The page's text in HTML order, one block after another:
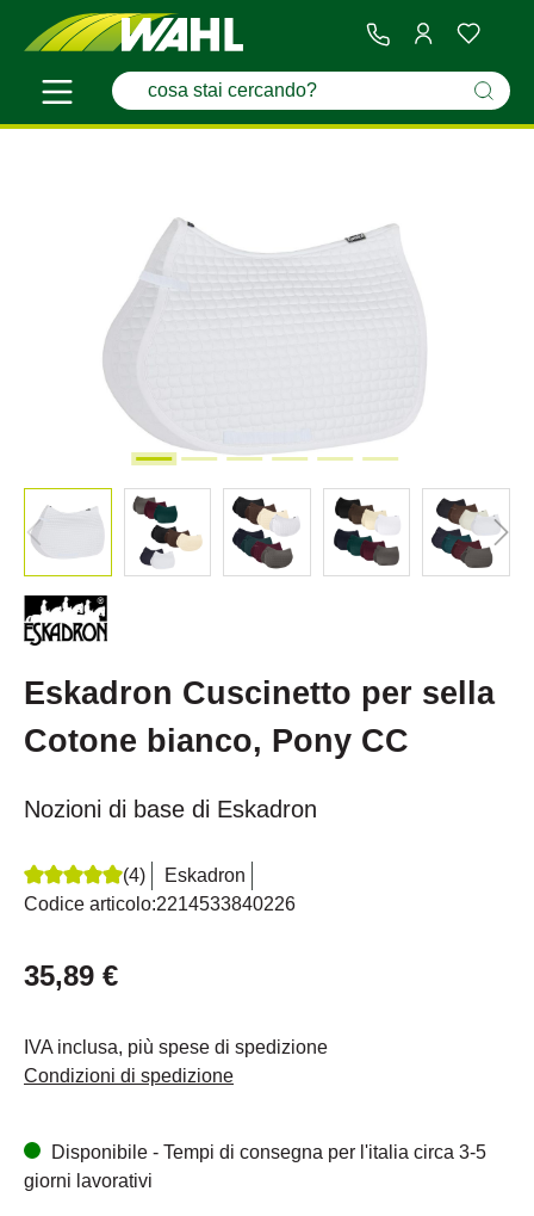
Eskadron Cuscinetto per sella
Cotone bianco, Pony CC
Nozioni di base di Eskadron
Recensione media di 5 su 5 stelle
(4)
Eskadron
Codice articolo:2214533840226
35,89 €
IVA inclusa, più spese di spedizione
Condizioni di spedizione
Disponibile - Tempi di consegna per l'italia circa 3-5
giorni lavorativi